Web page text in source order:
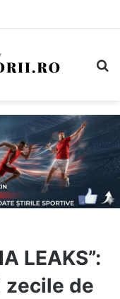
LEAKS”:
zecile de